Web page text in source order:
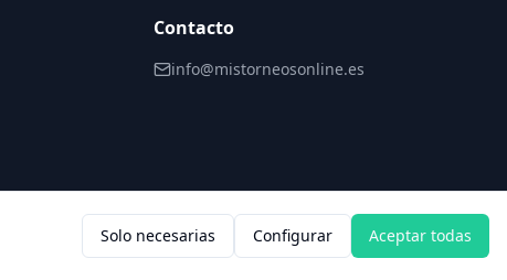
Solo necesarias Configurar Aceptar todas
Contacto
info@mistorneosonline.es